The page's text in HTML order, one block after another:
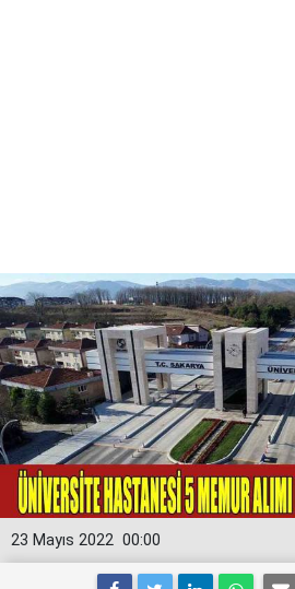
00:00
23 Mayıs 2022